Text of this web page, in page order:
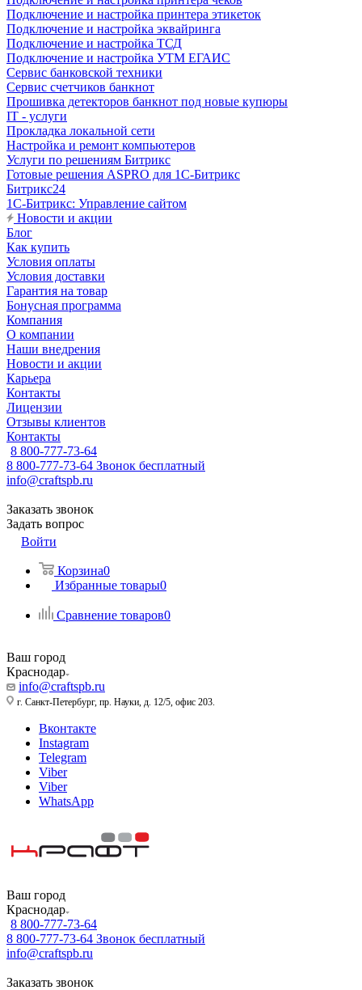
Подключение и настройка принтера этикеток
Подключение и настройка эквайринга
Подключение и настройка ТСД
Подключение и настройка УТМ ЕГАИС
Сервис банковской техники
Сервис счетчиков банкнот
Прошивка детекторов банкнот под новые купюры
IT - услуги
Прокладка локальной сети
Настройка и ремонт компьютеров
Услуги по решениям Битрикс
Готовые решения ASPRO для 1С-Битрикс
Битрикс24
1С-Битрикс: Управление сайтом
Новости и акции
Блог
Как купить
Условия оплаты
Условия доставки
Гарантия на товар
Бонусная программа
Компания
О компании
Наши внедрения
Новости и акции
Карьера
Контакты
Лицензии
Отзывы клиентов
Контакты
8 800-777-73-64
8 800-777-73-64 Звонок бесплатный
info@craftspb.ru
Заказать звонок
Задать вопрос
Войти
Корзина0
Избранные товары0
Сравнение товаров0
Ваш город
Краснодар
info@craftspb.ru
г. Санкт-Петербург, пр. Науки, д. 12/5, офис 203.
Вконтакте
Instagram
Telegram
Viber
Viber
WhatsApp
Ваш город
Краснодар
8 800-777-73-64
8 800-777-73-64 Звонок бесплатный
info@craftspb.ru
Заказать звонок